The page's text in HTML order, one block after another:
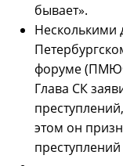
бывает».
Несколькими
форуме
Глава СК
этом он